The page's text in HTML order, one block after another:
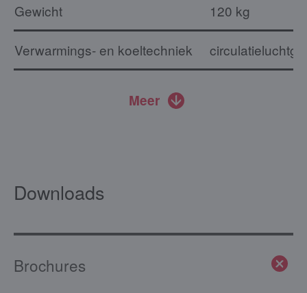
Gewicht 120 kg
Verwarmings- en koeltechniek
Meer
Downloads
Brochures